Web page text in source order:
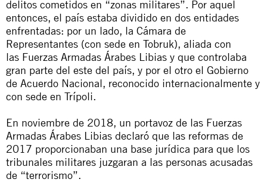
delitos cometidos en “zonas militares”. Por aquel
entonces, el país estaba dividido en dos entidades
enfrentadas: por un lado, la Cámara de
Representantes (con sede en Tobruk), aliada con
las Fuerzas Armadas Árabes Libias y que controlaba
gran parte del este del país, y por el otro el Gobierno
de Acuerdo Nacional, reconocido internacionalmente y
con sede en Trípoli.
En noviembre de 2018, un portavoz de las Fuerzas
Armadas Árabes Libias declaró que las reformas de
2017 proporcionaban una base jurídica para que los
tribunales militares juzgaran a las personas acusadas
de “terrorismo”.